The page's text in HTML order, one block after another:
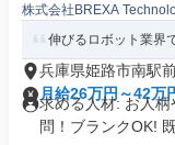
株式会社BREXA
伸びるロボット業界
兵庫県姫路市南駅
月給26万円～42万
求める人材: お人
問！ブランクOK! 既